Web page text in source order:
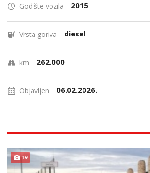
Godište vozila 2015
Vrsta goriva diesel
km 262.000
Objavljen 06.02.2026.
19